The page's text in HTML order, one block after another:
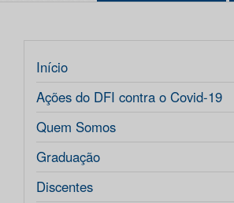
Início
Ações do DFI contra o Covid-19
Quem Somos
Graduação
Discentes